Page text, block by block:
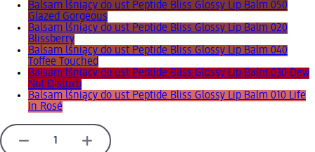
Balsam lśniący do ust Peptide Bliss Glossy Lip Balm 050
Glazed Gorgeous
Balsam lśniący do ust Peptide Bliss Glossy Lip Balm 020
Blissberry
Balsam lśniący do ust Peptide Bliss Glossy Lip Balm 040
Toffee Touched
Balsam lśniący do ust Peptide Bliss Glossy Lip Balm 030 Dew
Not Disturb
Balsam lśniący do ust Peptide Bliss Glossy Lip Balm 010 Life
In Rosé